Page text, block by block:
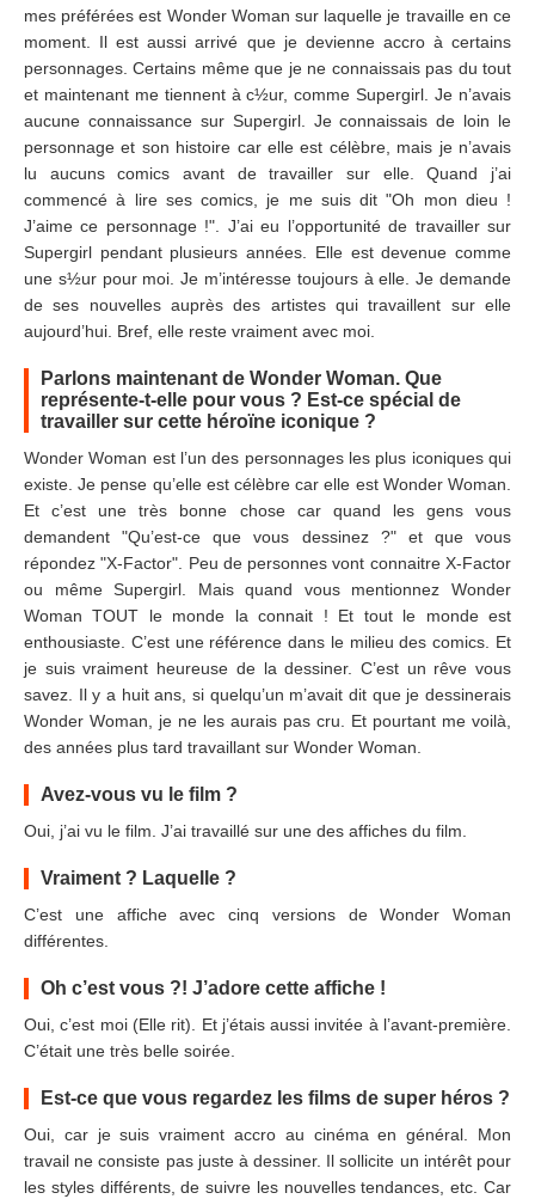
mes préférées est Wonder Woman sur laquelle je travaille en ce
moment. Il est aussi arrivé que je devienne accro à certains
personnages. Certains même que je ne connaissais pas du tout
et maintenant me tiennent à c½ur, comme Supergirl. Je n’avais
aucune connaissance sur Supergirl. Je connaissais de loin le
personnage et son histoire car elle est célèbre, mais je n’avais
lu aucuns comics avant de travailler sur elle. Quand j’ai
commencé à lire ses comics, je me suis dit "Oh mon dieu !
J’aime ce personnage !". J’ai eu l’opportunité de travailler sur
Supergirl pendant plusieurs années. Elle est devenue comme
une s½ur pour moi. Je m’intéresse toujours à elle. Je demande
de ses nouvelles auprès des artistes qui travaillent sur elle
aujourd’hui. Bref, elle reste vraiment avec moi.
Parlons maintenant de Wonder Woman. Que
représente-t-elle pour vous ? Est-ce spécial de
travailler sur cette héroïne iconique ?
Wonder Woman est l’un des personnages les plus iconiques qui
existe. Je pense qu’elle est célèbre car elle est Wonder Woman.
Et c’est une très bonne chose car quand les gens vous
demandent "Qu’est-ce que vous dessinez ?" et que vous
répondez "X-Factor". Peu de personnes vont connaitre X-Factor
ou même Supergirl. Mais quand vous mentionnez Wonder
Woman TOUT le monde la connait ! Et tout le monde est
enthousiaste. C’est une référence dans le milieu des comics. Et
je suis vraiment heureuse de la dessiner. C’est un rêve vous
savez. Il y a huit ans, si quelqu’un m’avait dit que je dessinerais
Wonder Woman, je ne les aurais pas cru. Et pourtant me voilà,
des années plus tard travaillant sur Wonder Woman.
Avez-vous vu le film ?
Oui, j’ai vu le film. J’ai travaillé sur une des affiches du film.
Vraiment ? Laquelle ?
C’est une affiche avec cinq versions de Wonder Woman
différentes.
Oh c’est vous ?! J’adore cette affiche !
Oui, c’est moi (Elle rit). Et j’étais aussi invitée à l’avant-première.
C’était une très belle soirée.
Est-ce que vous regardez les films de super héros ?
Oui, car je suis vraiment accro au cinéma en général. Mon
travail ne consiste pas juste à dessiner. Il sollicite un intérêt pour
les styles différents, de suivre les nouvelles tendances, etc. Car